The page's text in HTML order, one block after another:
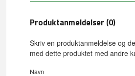
Produktanmeldelser (0)
Skriv en produktanmeldelse og
med dette produktet med andre
Navn